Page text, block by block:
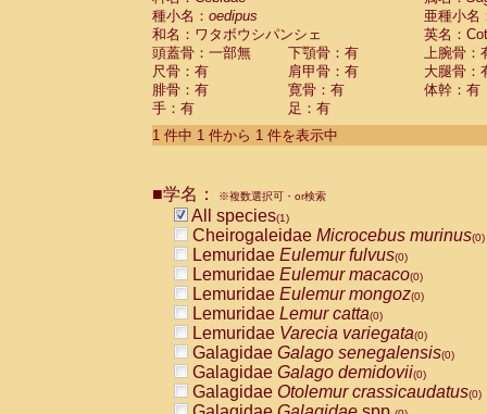
Cebidae
CebidaeSaguinus nigricollis (0)
Cebidae Saguinus oedipus
Cebidae Saguinus weddelli
Cebidae Saguinusspp.
Cebidae Aotus trivirgatus
Cebidae Cebus albifrons
CebidaeCebus nigrivittatus
CebidaeCebus
CebidaeSaimiri boliviensis(0)
CebidaeSaimiri sciureus(0)
AtelidaeAlouatta caraya(0)
AtelidaeAlouatta fusca(0)
AtelidaeAlouatta seniculus
AtelidaeAlouattaspp.(0)
AtelidaeAteles belzebuth(0)
AtelidaeAteles geoffroyi(0)
AtelidaeAteles paniscus(0)
AtelidaeAtelesspp.(0)
種小名： oedipus
亜種小名
和名：ワタボウシパンシェ
英名：
頭蓋骨：一部無
下顎骨：有
上腕骨：
尺骨：有
肩甲骨：有
大腿骨：
腓骨：有
寛骨：有
体幹：有
手：有
足：有
1 件中 1 件から 1 件を表示中
■学名： ※複数選択可・or検索
All species(1)
Cheirogaleidae Microcebus murinus(0)
Lemuridae Eulemur fulvus(0)
Lemuridae Eulemur macaco(0)
Lemuridae Eulemur mongoz(0)
Lemuridae Lemur catta(0)
Lemuridae Varecia variegata(0)
Galagidae Galago senegalensis(0)
Galagidae Galago demidovii(0)
Galagidae Otolemur crassicaudatus(0)